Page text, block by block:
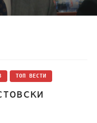
ТОП ВЕСТИ